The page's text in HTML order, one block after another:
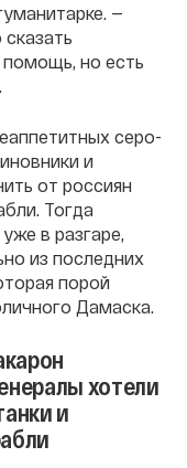
—
но есть
серо-
и
от россиян
Тогда
в разгаре,
из последних
порой
Дамаска.
хотели
и